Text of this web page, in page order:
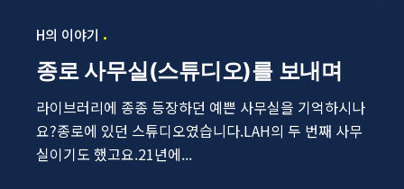
H의 이야기
종로 사무실(스튜디오)를 보내며
라이브러리에 종종 등장하던 예쁜 사무실을 기억하시나
요?종로에 있던 스튜디오였습니다.LAH의 두 번째 사무
실이기도 했고요.21년에...